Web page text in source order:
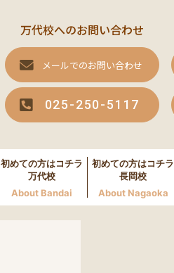
万代校へのお問い合わせ
メールでのお問い合わせ
025-250-5117
初めての方はコチラ
万代校
About Bandai
初めての方はコチラ
長岡校
About Nagaoka